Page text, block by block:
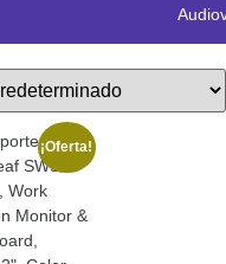
¡Oferta!